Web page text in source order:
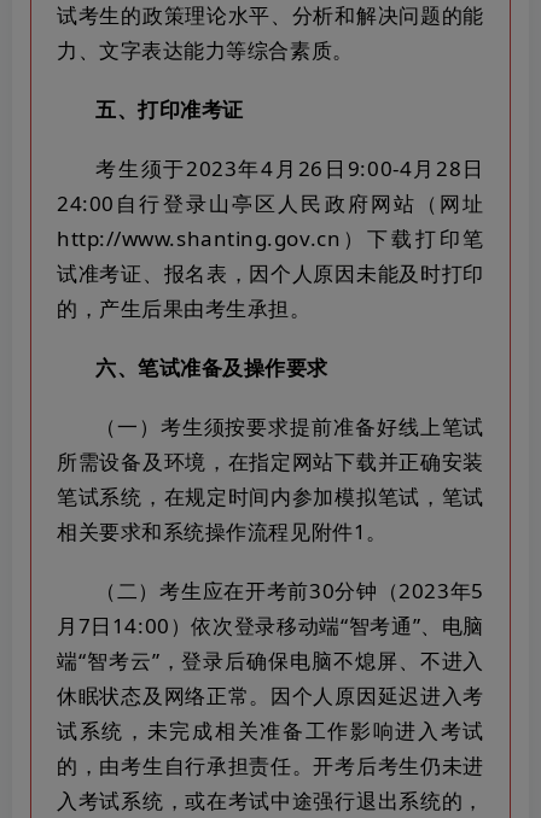
试考生的政策理论水平、分析和解决问题的能
力、文字表达能力等综合素质。
五、打印准考证
考生须于2023年4月26日9:00-4月28日
24:00自行登录山亭区人民政府网站（网址
http://www.shanting.gov.cn）下载打印笔
试准考证、报名表，因个人原因未能及时打印
的，产生后果由考生承担。
六、笔试准备及操作要求
（一）考生须按要求提前准备好线上笔试
所需设备及环境，在指定网站下载并正确安装
笔试系统，在规定时间内参加模拟笔试，笔试
相关要求和系统操作流程见附件1。
（二）考生应在开考前30分钟（2023年5
月7日14:00）依次登录移动端“智考通”、电脑
端“智考云”，登录后确保电脑不熄屏、不进入
休眠状态及网络正常。因个人原因延迟进入考
试系统，未完成相关准备工作影响进入考试
的，由考生自行承担责任。开考后考生仍未进
入考试系统，或在考试中途强行退出系统的，